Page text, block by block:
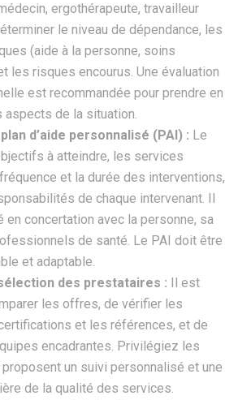
ergothérapeute, travailleur
le niveau de dépendance, les
(aide à la personne, soins
les risques encourus. Une évaluation
est recommandée pour prendre en
de la situation.
d’aide personnalisé (PAI) : Le
à atteindre, les services
et la durée des interventions,
de chaque intervenant. Il
en concertation avec la personne, sa
de santé. Le PAI doit être
et adaptable.
des prestataires :
Il est
les offres, de vérifier les
et les références, et de
encadrantes. Privilégiez les
un suivi personnalisé et une
de la qualité des services.